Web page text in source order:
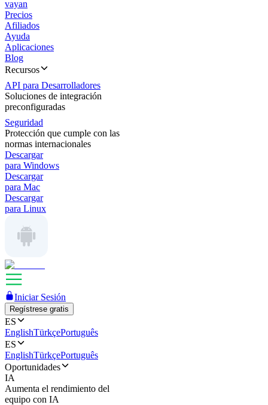
vayan
Precios
Afiliados
Ayuda
Aplicaciones
Blog
Recursos
API para Desarrolladores
Soluciones de integración
preconfiguradas
Seguridad
Protección que cumple con las
normas internacionales
Descargar
para Windows
Descargar
para Mac
Descargar
para Linux
Iniciar Sesión
Regístrese gratis
ES
EnglishTürkçePortuguês
ES
EnglishTürkçePortuguês
Oportunidades
IA
Aumenta el rendimiento del
equipo con IA